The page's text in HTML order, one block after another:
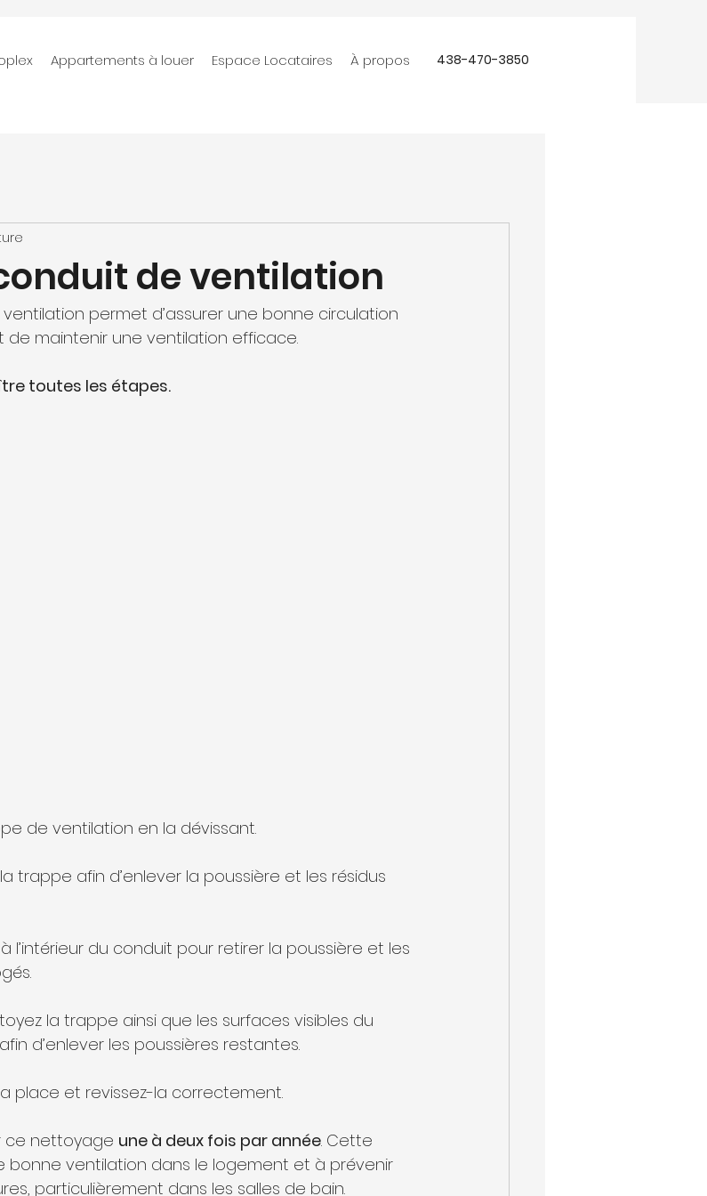
Appartements à louer Espace Locataires À propos 438-470-3850
de ventilation
permet d’assurer une bonne circulation
de maintenir une ventilation efficace.
toutes les étapes.
de ventilation en la dévissant.
trappe afin d’enlever la poussière et les résidus
l’intérieur du conduit pour retirer la poussière et les
la trappe ainsi que les surfaces visibles du
d’enlever les poussières restantes.
place et revissez-la correctement.
ce nettoyage une à deux fois par année. Cette
bonne ventilation dans le logement et à prévenir
particulièrement dans les salles de bain.